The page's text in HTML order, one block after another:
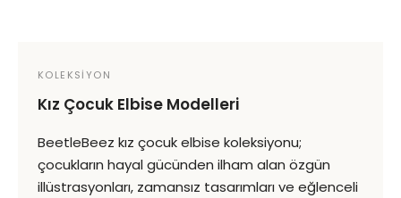
KOLEKSİYON
Kız Çocuk Elbise Modelleri
BeetleBeez kız çocuk elbise koleksiyonu;
çocukların hayal gücünden ilham alan özgün
illüstrasyonları, zamansız tasarımları ve eğlenceli